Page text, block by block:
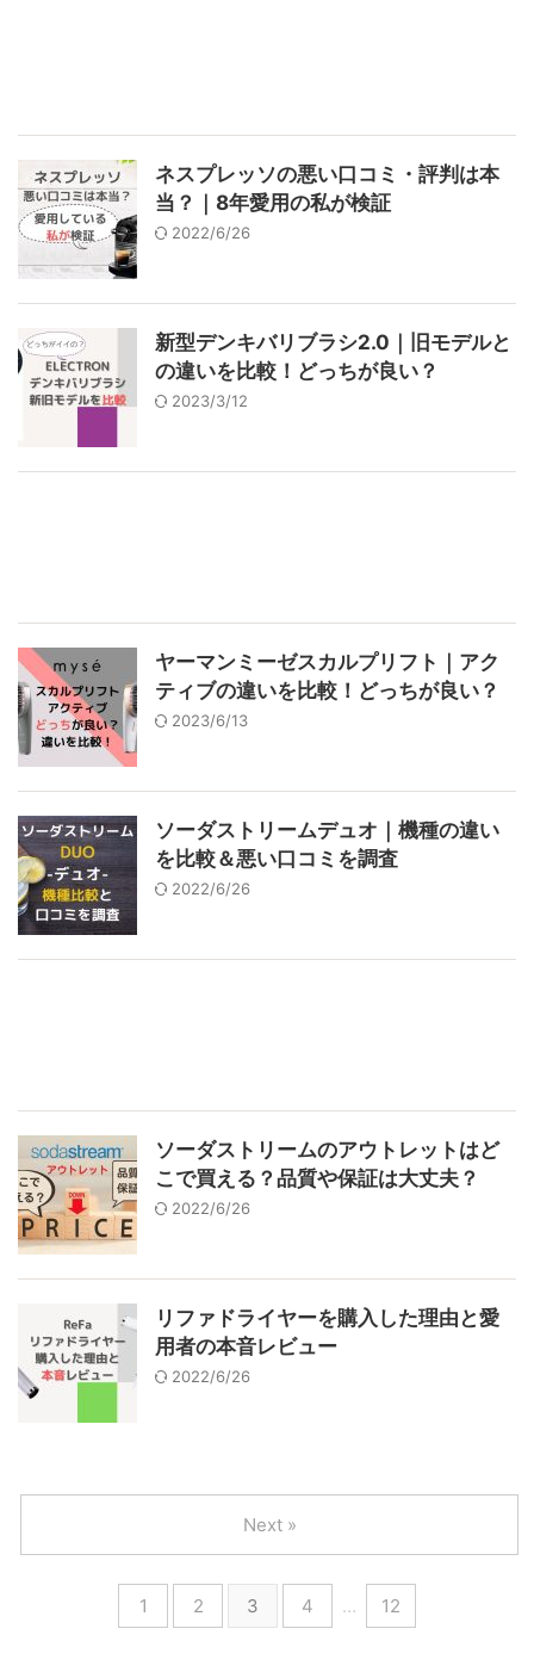
ネスプレッソの悪い口コミ・評判は本
当？｜8年愛用の私が検証
2022/6/26
新型デンキバリブラシ2.0｜旧モデルと
の違いを比較！どっちが良い？
2023/3/12
ヤーマンミーゼスカルプリフト｜アク
ティブの違いを比較！どっちが良い？
2023/6/13
ソーダストリームデュオ｜機種の違い
を比較＆悪い口コミを調査
2022/6/26
ソーダストリームのアウトレットはど
こで買える？品質や保証は大丈夫？
2022/6/26
リファドライヤーを購入した理由と愛
用者の本音レビュー
2022/6/26
1 2 3 4 … 12
Next »